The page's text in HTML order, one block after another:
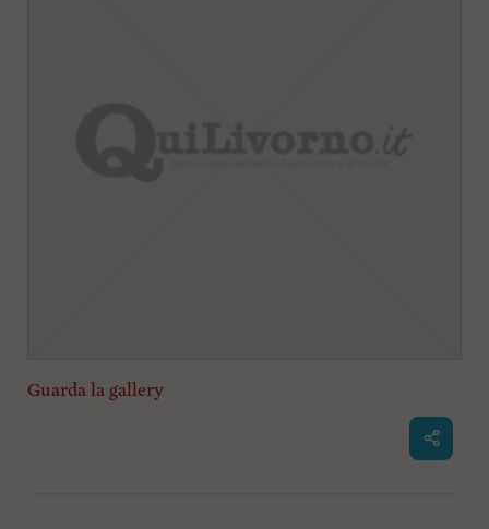
Guarda la gallery